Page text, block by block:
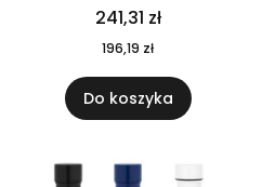
241,31 zł
196,19 zł
Do koszyka